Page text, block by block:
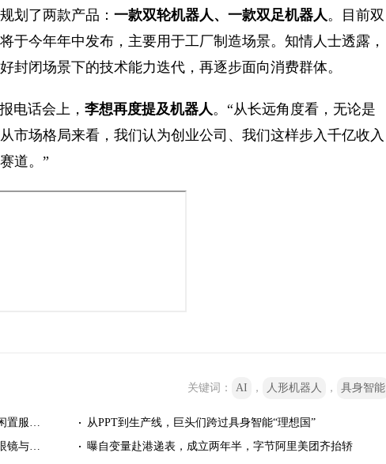
划了两款产品： 一款双轮机器人、一款双足机器人 。目前双
于今年年中发布，主要用于工厂制造场景。知情人士透露，
封闭场景下的技术能力迭代，再逐步面向消费群体。
电话会上， 李想再度提及机器人 。“从长远角度看，无论是
市场格局来看，我们认为创业公司、我们这样步入千亿收入
道。”
关键词： AI ， 人形机器人 ， 具身智能
从PPT到生产线，巨头们跨过具身智能“理想国”
曝自变量赴港递表，成立两年半，字节阿里美团齐抬轿